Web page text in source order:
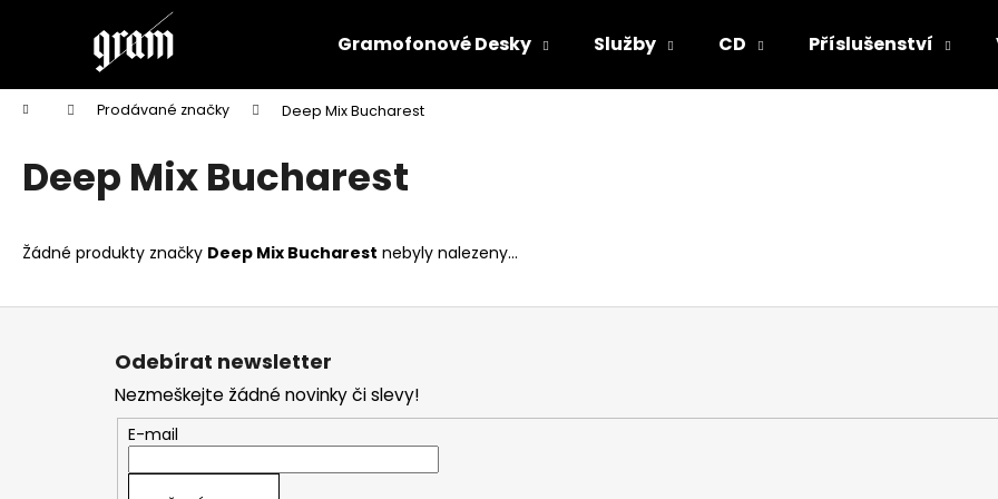
Gramofonové Desky Služby CD Příslušenství
Domů Prodávané značky Deep Mix Bucharest
Deep Mix Bucharest
Žádné produkty značky Deep Mix Bucharest nebyly nalezeny...
í
Zpět
do
obchodu
Zpět
do
obchodu
Doporučujeme
Z
Odebírat newsletter
Nezmeškejte žádné novinky či slevy!
E-mail